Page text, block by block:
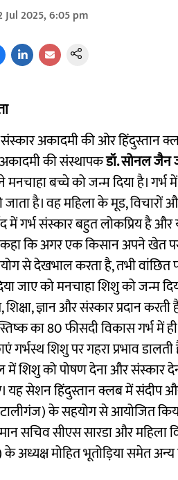
Jul 2025, 6:05 pm
संस्कार अकादमी की ओर हिंदुस्तान
अकादमी की संस्थापकडॉ. सोनल
बच्चे को जन्म दिया है।
जाता है। वह महिला के मूड,
गर्भ संस्कार बहुत लोकप्रिय है और
कहा कि अगर एक किसान अपने खेत
से देखभाल करता है, तभी वांछित
जाए को मनचाहा शिशु को जन्म
ज्ञान और संस्कार प्रदान
का 80 फीसदी विकास गर्भ में
गर्भस्थ शिशु पर गहरा प्रभाव
में शिशु को पोषण देना और संस्कार
यह सेशन हिंदुस्तान क्लब में संदीप
के सहयोग से आयोजित
सचिव सीएस सारडा और महिला
अध्यक्ष मोहित भूतोड़िया समेत अन्य